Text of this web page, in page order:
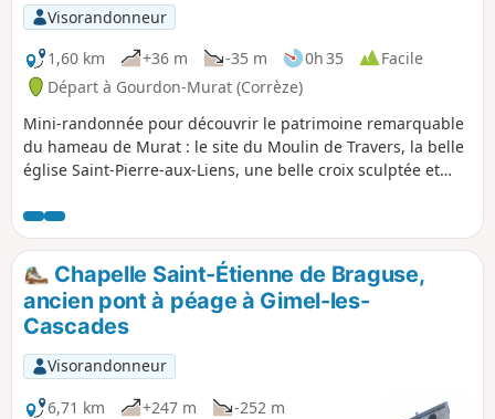
Visorandonneur
1,60 km
+36 m -35 m 0h 35
Facile
Départ à Gourdon-Murat (Corrèze)
Mini-randonnée pour découvrir le patrimoine remarquable
du hameau de Murat : le site du Moulin de Travers, la belle
église Saint-Pierre-aux-Liens, une belle croix sculptée et
Chapelle Saint-Étienne de Braguse,
ancien pont à péage à Gimel-les-
Cascades
Visorandonneur
6,71 km
+247 m
-252 m